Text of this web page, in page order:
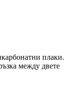
плаки.
между двете